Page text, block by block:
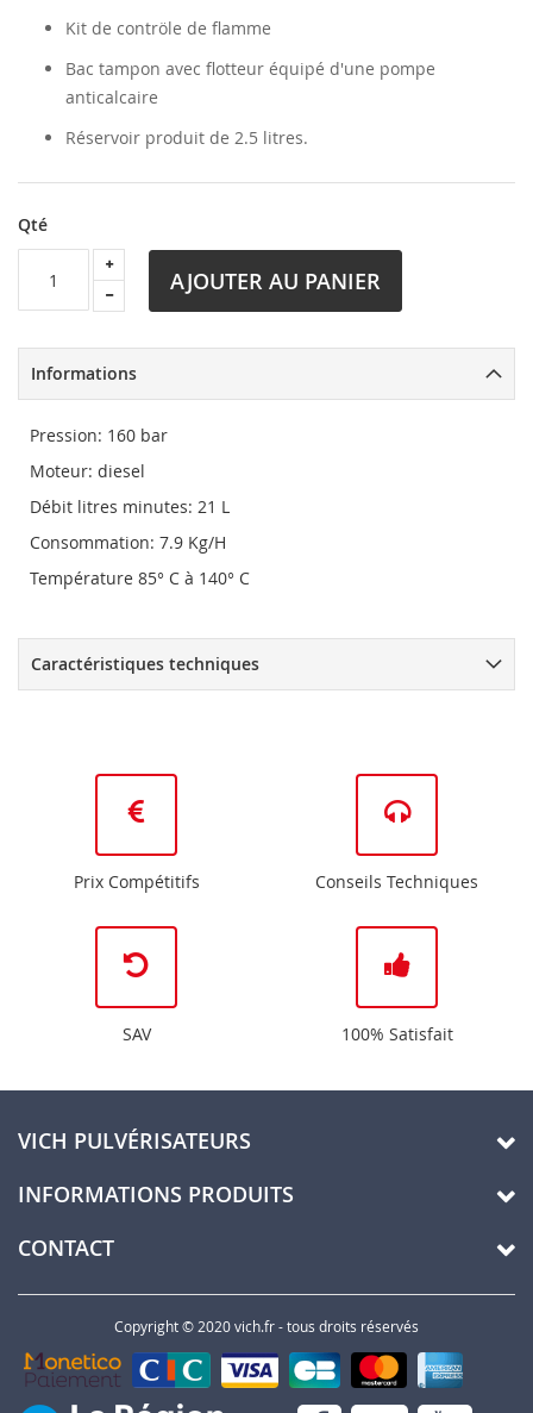
Kit de contröle de flamme
Bac tampon avec flotteur équipé d'une pompe
anticalcaire
Réservoir produit de 2.5 litres.
Qté
AJOUTER AU PANIER
Informations
Pression: 160 bar
Moteur: diesel
Débit litres minutes: 21 L
Consommation: 7.9 Kg/H
Température 85° C à 140° C
Caractéristiques techniques
Prix Compétitifs Conseils Techniques
SAV 100% Satisfait
VICH PULVÉRISATEURS
INFORMATIONS PRODUITS
CONTACT
Copyright © 2020 vich.fr - tous droits réservés